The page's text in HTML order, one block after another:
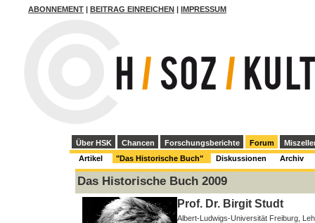
ABONNEMENT BEITRAG EINREICHEN IMPRESSUM
Über HSK Chancen Forschungsberichte Forum
Artikel
"Das Historische Buch" Diskussionen Archiv
Das Historische Buch 2009
Prof. Dr. Birgit Studt
Albert-Ludwigs-Universität Freiburg,